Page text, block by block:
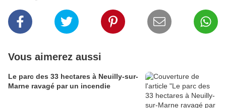
Vous aimerez aussi
Le parc des 33 hectares à Neuilly-sur-
Marne ravagé par un incendie